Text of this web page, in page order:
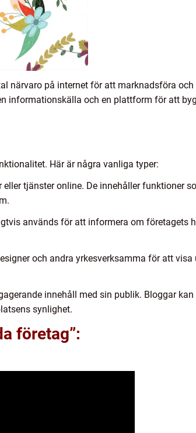
närvaro på internet för att marknadsföra och
informationskälla och en plattform för att
Här är några vanliga typer:
tjänster online. De innehåller funktioner
används för att informera om företagets
och andra yrkesverksamma för att visa
innehåll med sin publik. Bloggar kan
synlighet.
företag”: